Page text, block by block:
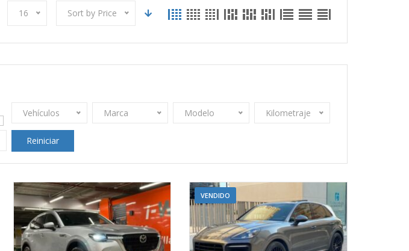
16 Sort by Price
Vehículos Marca Modelo Kilometraje
Reiniciar
VENDIDO